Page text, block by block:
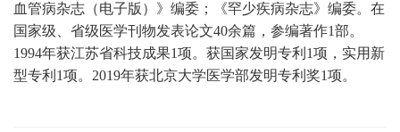
血管病杂志（电子版）》编委；《罕少疾病杂志》编委。 在
国家级、省级医学刊物发表论文40余篇，参编著作1部。
1994年获江苏省科技成果1项。获国家发明专利1项，实用新
型专利1项。2019年获北京大学医学部发明专利奖1项。